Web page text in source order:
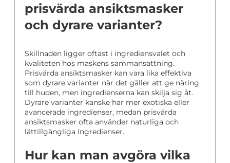
prisvärda ansiktsmasker
och dyrare varianter?
Skillnaden ligger oftast i ingrediensvalet och
kvaliteten hos maskens sammansättning.
Prisvärda ansiktsmasker kan vara lika effektiva
som dyrare varianter när det gäller att ge näring
till huden, men ingredienserna kan skilja sig åt.
Dyrare varianter kanske har mer exotiska eller
avancerade ingredienser, medan prisvärda
ansiktsmasker ofta använder naturliga och
lättillgängliga ingredienser.
Hur kan man avgöra vilka